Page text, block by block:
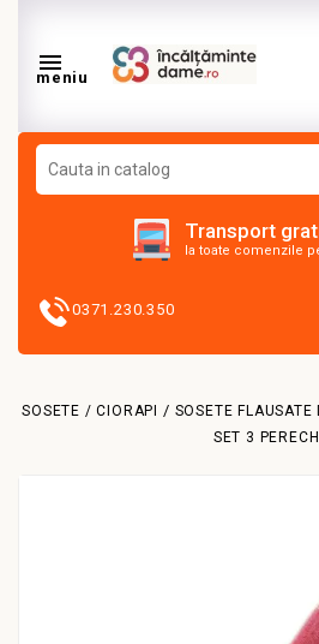

meniu
Transport
la toate comenzile
0371.230.350
SOSETE / CIORAPI
SOSETE
SET 3 PERECHI